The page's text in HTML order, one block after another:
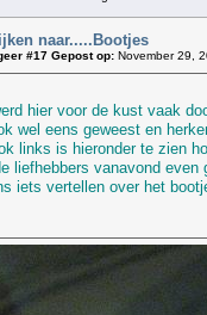
naar.....Bootjes
#17 Gepost op: November 29,
hier voor de kust vaak
wel eens geweest en
links is hieronder te zien
liefhebbers vanavond
iets vertellen over het